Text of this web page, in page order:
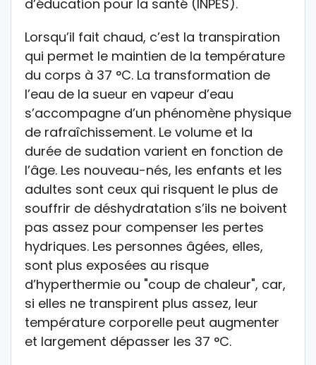
d’éducation pour la santé (INPES).
Lorsqu’il fait chaud, c’est la transpiration
qui permet le maintien de la température
du corps à 37 °C. La transformation de
l’eau de la sueur en vapeur d’eau
s’accompagne d’un phénomène physique
de rafraîchissement. Le volume et la
durée de sudation varient en fonction de
l’âge. Les nouveau-nés, les enfants et les
adultes sont ceux qui risquent le plus de
souffrir de déshydratation s’ils ne boivent
pas assez pour compenser les pertes
hydriques. Les personnes âgées, elles,
sont plus exposées au risque
d’hyperthermie ou "coup de chaleur", car,
si elles ne transpirent plus assez, leur
température corporelle peut augmenter
et largement dépasser les 37 °C.